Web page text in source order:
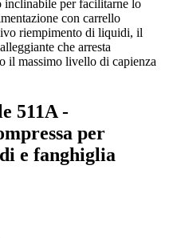
inclinabile per facilitarne lo
con carrello
riempimento di liquidi, il
che arresta
il massimo livello di capienza
511A -
per
e fanghiglia